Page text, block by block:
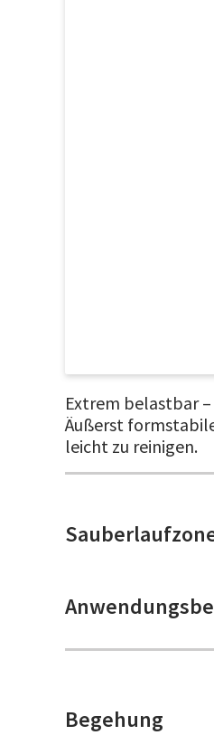
Extrem belastbar
Äußerst
leicht zu reinigen.
Begehung